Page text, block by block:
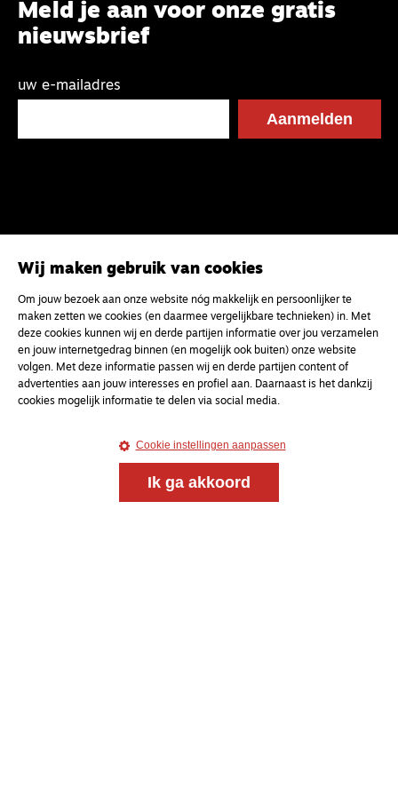
Meld je aan voor onze gratis
nieuwsbrief
uw e-mailadres
Onderweg
Wij maken gebruik van cookies
Om jouw bezoek aan onze website nóg makkelijk en persoonlijker te
maken zetten we cookies (en daarmee vergelijkbare technieken) in. Met
deze cookies kunnen wij en derde partijen informatie over jou verzamelen
en jouw internetgedrag binnen (en mogelijk ook buiten) onze website
volgen. Met deze informatie passen wij en derde partijen content of
advertenties aan jouw interesses en profiel aan. Daarnaast is het dankzij
cookies mogelijk informatie te delen via social media.
Cookie instellingen aanpassen
Ik ga akkoord